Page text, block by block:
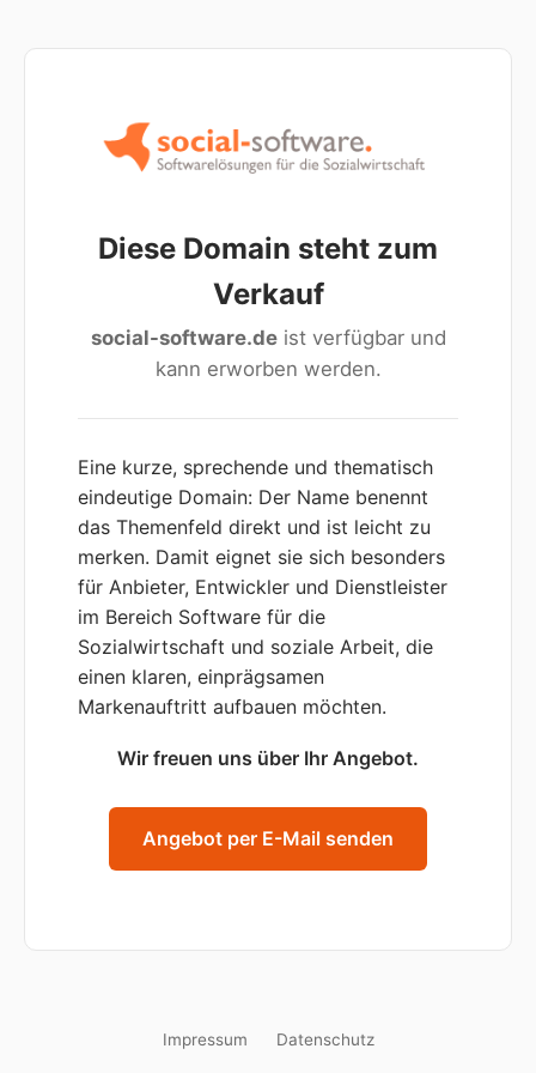
Diese Domain steht zum
Verkauf
social-software.deist verfügbar und
kann erworben werden.
Eine kurze, sprechende und thematisch
eindeutige Domain: Der Name benennt
das Themenfeld direkt und ist leicht zu
merken. Damit eignet sie sich besonders
für Anbieter, Entwickler und Dienstleister
im Bereich Software für die
Sozialwirtschaft und soziale Arbeit, die
einen klaren, einprägsamen
Markenauftritt aufbauen möchten.
Wir freuen uns über Ihr Angebot.
Angebot per E-Mail senden
Impressum Datenschutz